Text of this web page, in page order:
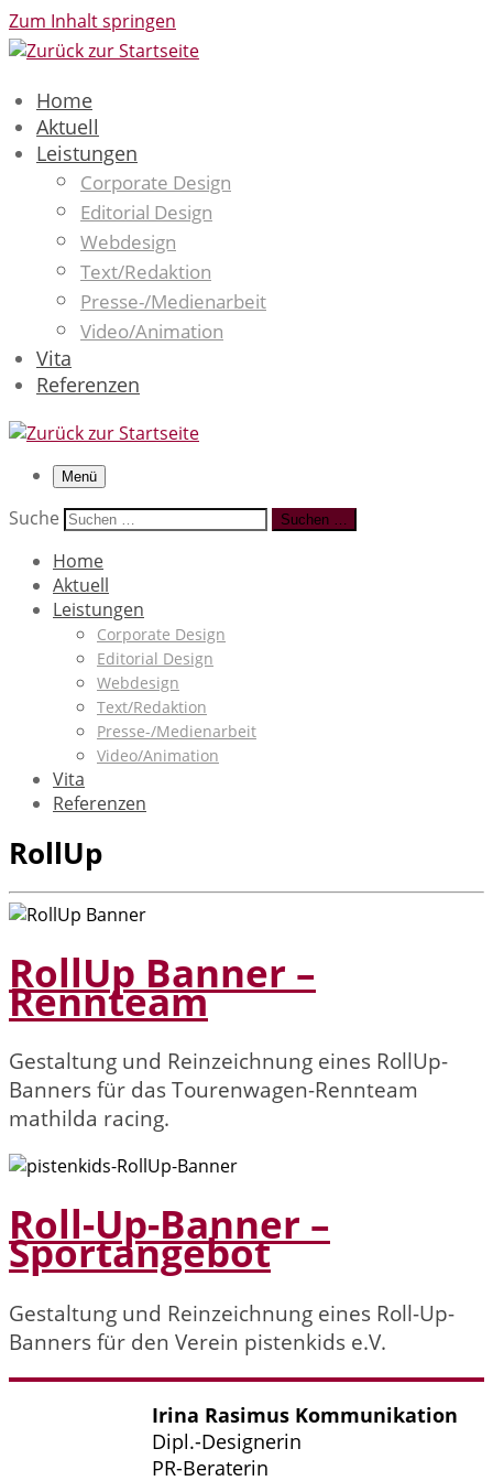
Zum Inhalt springen
Home
Aktuell
Leistungen
Corporate Design
Editorial Design
Webdesign
Text/Redaktion
Presse-/Medienarbeit
Video/Animation
Vita
Referenzen
Menü
Suche Suchen …
Home
Aktuell
Leistungen
Corporate Design
Editorial Design
Webdesign
Text/Redaktion
Presse-/Medienarbeit
Video/Animation
Vita
Referenzen
RollUp
RollUp Banner –
Rennteam
Gestaltung und Reinzeichnung eines RollUp-
Banners für das Tourenwagen-Rennteam
mathilda racing.
Roll-Up-Banner –
Sportangebot
Gestaltung und Reinzeichnung eines Roll-Up-
Banners für den Verein pistenkids e.V.
Irina Rasimus Kommunikation
Dipl.-Designerin
PR-Beraterin